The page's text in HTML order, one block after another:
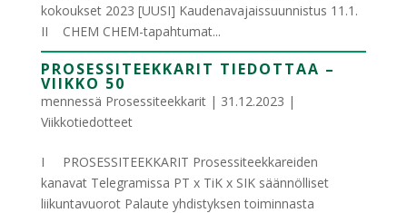
kokoukset 2023 [UUSI] Kaudenavajaissuunnistus 11.1.
II CHEM CHEM-tapahtumat...
PROSESSITEEKKARIT TIEDOTTAA –
VIIKKO 50
mennessä Prosessiteekkarit| 31.12.2023 |
Viikkotiedotteet
I PROSESSITEEKKARIT Prosessiteekkareiden
kanavat Telegramissa PT x TiK x SIK säännölliset
liikuntavuorot Palaute yhdistyksen toiminnasta